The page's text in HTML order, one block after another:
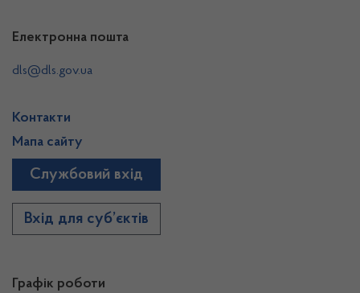
Графік роботи
Електронна пошта
dls@dls.gov.ua
Контакти
Мапа сайту
Службовий вхід
Вхід для суб’єктів